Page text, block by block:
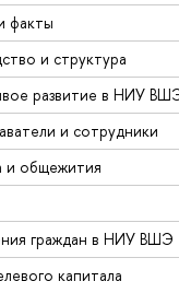
факты
и структура
развитие в НИУ
и сотрудники
и общежития
граждан в НИУ ВШЭ
капитала